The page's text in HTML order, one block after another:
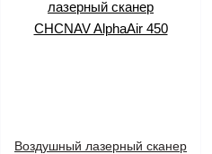
Воздушный лазерный сканер